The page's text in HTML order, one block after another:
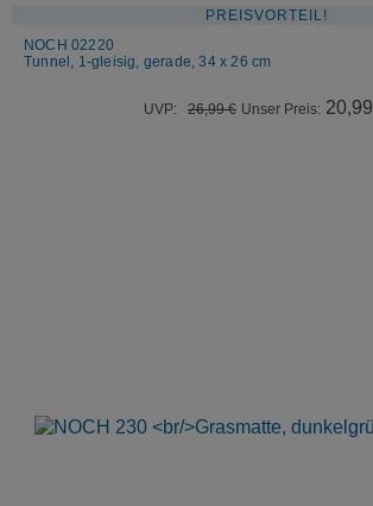
PREISVORTEIL!
NOCH 02220
Tunnel, 1-gleisig, gerade, 34 x 26 cm
UVP: 26,99€ Ursprünglicher
Unser Preis: 20,99